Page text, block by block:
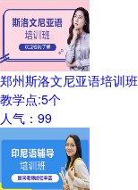
郑州斯洛文尼亚语培训班
教学点:5个
人气： 99